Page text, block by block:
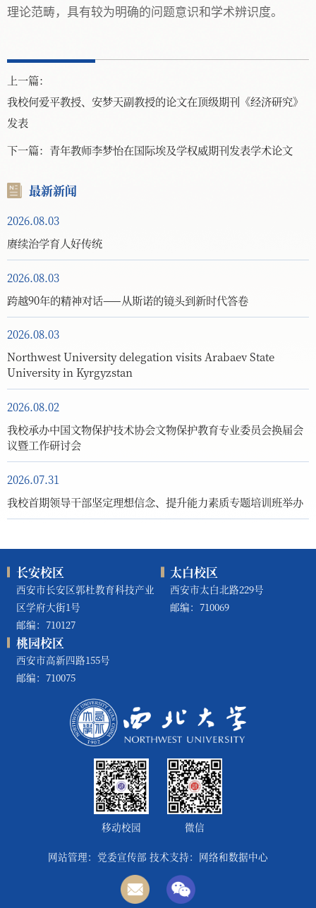
理论范畴，具有较为明确的问题意识和学术辨识度。
上一篇：
我校何爱平教授、安梦天副教授的论文在顶级期刊《经济研究》
发表
下一篇： 青年教师李梦怡在国际埃及学权威期刊发表学术论文
最新新闻
2026.08.03
赓续治学育人好传统
2026.08.03
跨越90年的精神对话——从斯诺的镜头到新时代答卷
2026.08.03
Northwest University delegation visits Arabaev State
University in Kyrgyzstan
2026.08.02
我校承办中国文物保护技术协会文物保护教育专业委员会换届会
议暨工作研讨会
2026.07.31
我校首期领导干部坚定理想信念、提升能力素质专题培训班举办
长安校区
西安市长安区郭杜教育科技产业
区学府大街1号
邮编：710127
太白校区
西安市太白北路229号
邮编：710069
桃园校区
西安市高新四路155号
邮编：710075
移动校园 微信
网站管理：党委宣传部 技术支持：网络和数据中心